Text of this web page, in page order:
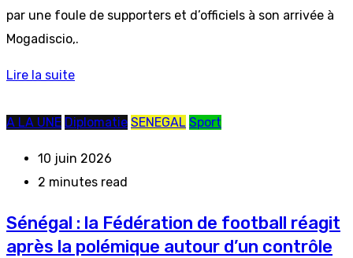
par une foule de supporters et d’officiels à son arrivée à
Mogadiscio,.
Lire la suite
A LA UNE Diplomatie SENEGAL Sport
10 juin 2026
2 minutes read
Sénégal : la Fédération de football réagit
après la polémique autour d’un contrôle